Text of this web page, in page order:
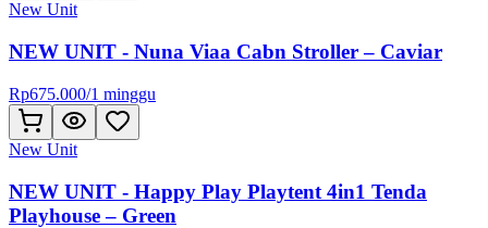
New Unit
NEW UNIT - Nuna Viaa Cabn Stroller – Caviar
Rp675.000/1 minggu
New Unit
NEW UNIT - Happy Play Playtent 4in1 Tenda
Playhouse – Green